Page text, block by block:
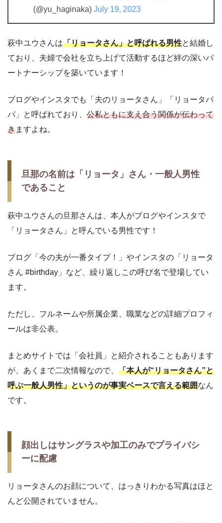
(@yu_haginaka) July 19, 2023
萩中ユウさんは「リョータさん」と呼ばれる男性と結婚し
ており、夫婦で会社を立ち上げて活動するほど絆の深いパ
ートナーシップを築いています！
ブログやインスタでも「夫のリョータさん」「リョータパ
パ」と呼ばれており、 公私ともに支え合う関係が伝わって
きますよね。
旦那の名前は「リョータ」さん・一般人男性
であること
萩中ユウさんの旦那さんは、本人がブログやインスタで
「リョータさん」と呼んでいる男性です！
ブログ「今の夫が一番タイプ！」やインスタの「リョータ
さん #birthday」など、繰り返しこの呼び名で登場してい
ます。
ただし、フルネームや所属企業、職業などの詳細プロフィ
ールは非公表。
まとめサイトでは「会社員」と紹介されることもあります
が、あくまで二次情報なので、 「本人が“リョータさん”と
呼ぶ一般人男性」というのが事実ベースで言える範囲なん
です。
顔出しはサングラスや加工のみでプライバシ
ーに配慮
リョータさんのお顔について、はっきりわかる写真はほと
んど公開されていません。